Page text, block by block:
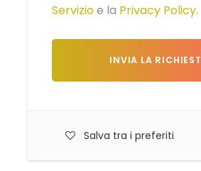
Servizioe la Privacy Policy.
Salva tra i preferiti